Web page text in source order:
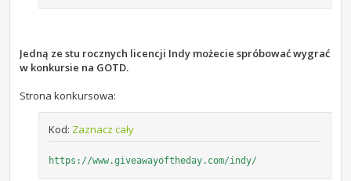
Jedną ze stu rocznych licencji Indy możecie spróbować wygrać
w konkursie na GOTD.
Strona konkursowa:
Kod: Zaznacz cały
https://www.giveawayoftheday.com/indy/